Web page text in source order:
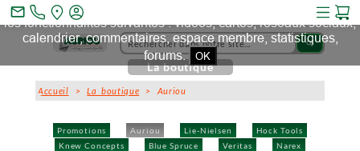
search
Promotions Auriou Lie-Nielsen
Hock Tools
Knew Concepts
Blue Spruce Veritas
Narex
La boutique
Accueil >La boutique > Auriou
mail_outline
Ce site et des sites tiers qu'il utilise collectent des cookies pour
les fonctionnalités suivantes : vidéos, cartes, réseaux sociaux,
calendrier, commentaires, espace membre, statistiques,
forums. OK